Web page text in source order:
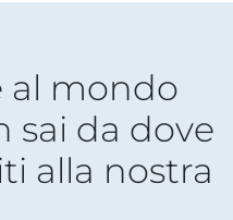
al mondo
sai da dove
alla nostra